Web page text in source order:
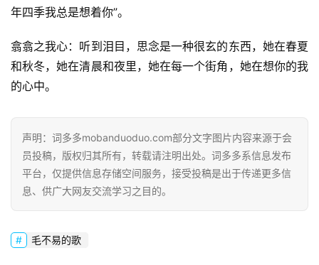
年四季我总是想着你”。
翕翕之我心：听到泪目，思念是一种很玄的东西，她在春夏
和秋冬，她在清晨和夜里，她在每一个街角，她在想你的我
的心中。
声明：词多多mobanduoduo.com部分文字图片内容来源于会
员投稿，版权归其所有，转载请注明出处。词多多系信息发布
平台，仅提供信息存储空间服务，接受投稿是出于传递更多信
息、供广大网友交流学习之目的。
毛不易的歌